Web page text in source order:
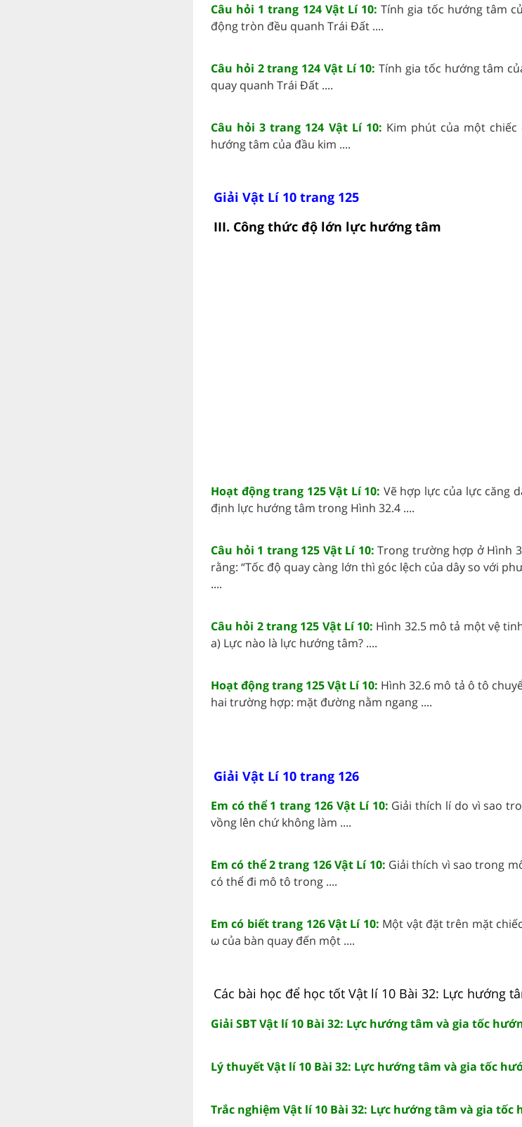
Câu hỏi 1 trang 124 Vật Lí 10: Tính gia tốc hướng tâm
động tròn đều quanh Trái Đất ....
Câu hỏi 2 trang 124 Vật Lí 10: Tính gia tốc hướng tâm
quay quanh Trái Đất ....
Câu hỏi 3 trang 124 Vật Lí 10: Kim phút của một
hướng tâm của đầu kim ....
Giải Vật Lí 10 trang 125
III. Công thức độ lớn lực hướng tâm
Hoạt động trang 125 Vật Lí 10: Vẽ hợp lực của lực căng
định lực hướng tâm trong Hình 32.4 ....
Câu hỏi 1 trang 125 Vật Lí 10: Trong trường hợp ở Hình
rằng: “Tốc độ quay càng lớn thì góc lệch của dây so với
....
Câu hỏi 2 trang 125 Vật Lí 10: Hình 32.5 mô tả một vệ
a) Lực nào là lực hướng tâm? ....
Hoạt động trang 125 Vật Lí 10: Hình 32.6 mô tả ô tô
hai trường hợp: mặt đường nằm ngang ....
Giải Vật Lí 10 trang 126
Em có thể 1 trang 126 Vật Lí 10: Giải thích lí do vì sao
vồng lên chứ không làm ....
Em có thể 2 trang 126 Vật Lí 10: Giải thích vì sao trong
có thể đi mô tô trong ....
Em có biết trang 126 Vật Lí 10: Một vật đặt trên mặt
ω của bàn quay đến một ....
Các bài học để học tốt Vật lí 10 Bài 32: Lực hướng
Giải SBT Vật lí 10 Bài 32: Lực hướng tâm và gia tốc
Lý thuyết Vật lí 10 Bài 32: Lực hướng tâm và gia tốc
Trắc nghiệm Vật lí 10 Bài 32: Lực hướng tâm và gia tốc